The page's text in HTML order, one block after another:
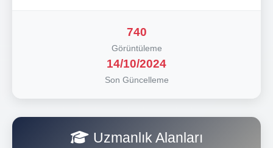
740
Görüntüleme
14/10/2024
Son Güncelleme
Uzmanlık Alanları